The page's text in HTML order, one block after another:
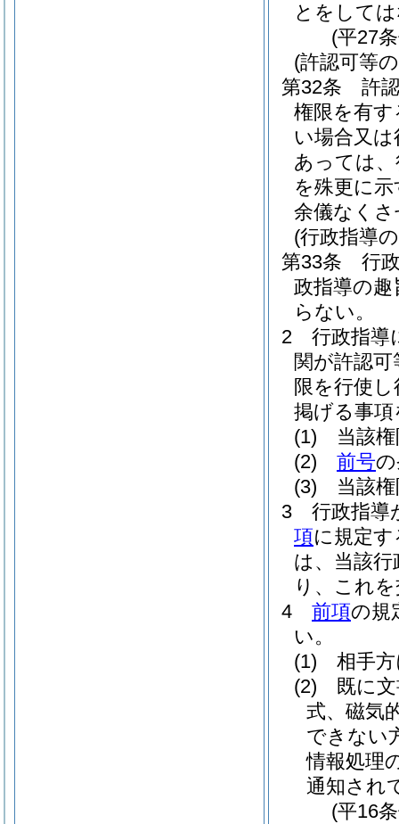
とをして
(平27
(許認可等
第32条
許
権限を有
い場合又
あっては
を殊更に
余儀なく
(行政指導
第33条
行
政指導の
らない。
2
行政指導
関が許認
限を行使
掲げる事
(1)
当該
(2)
前号
(3)
当該
3
行政指導
項に規定
は、当該
り、これ
4
前項の規
い。
(1)
相手
(2)
既に
式、磁気
できない
情報処理
通知され
(平16